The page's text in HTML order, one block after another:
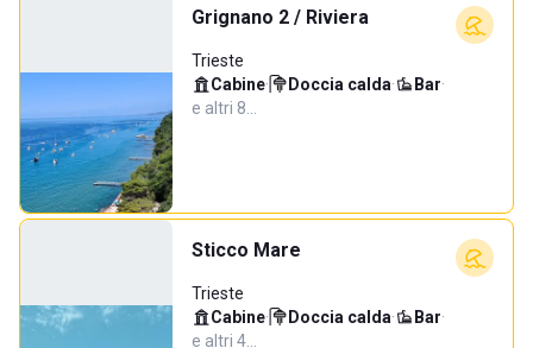
Grignano 2 / Riviera
Trieste
Cabine· Doccia calda· Bar·
e altri 8…
Sticco Mare
Trieste
Cabine· Doccia calda· Bar·
e altri 4…